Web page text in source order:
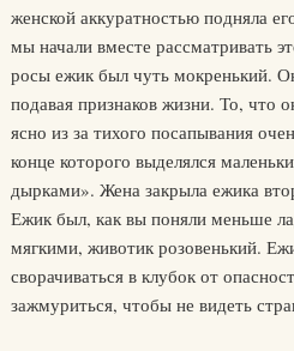
женской аккуратностью подняла
мы начали вместе рассматривать
росы ежик был чуть мокренький.
подавая признаков жизни. То, что
ясно из за тихого посапывания
конце которого выделялся
дырками». Жена закрыла ежика
Ежик был, как вы поняли меньше
мягкими, животик розовенький.
сворачиваться в клубок от
зажмуриться, чтобы не видеть